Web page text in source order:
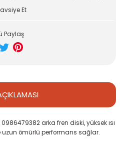
Et
Paylaş
arka fren diski, yüksek ısı
ömürlü performans sağlar.